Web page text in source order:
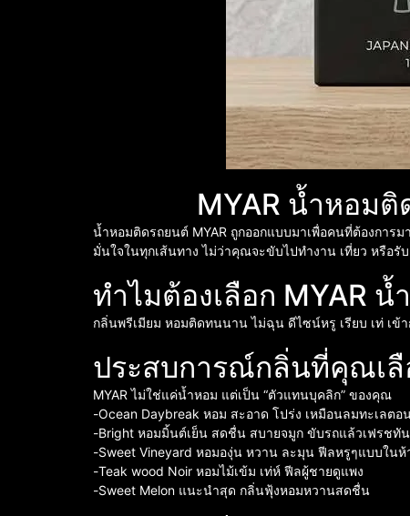
MYAR น้ำหอม
น้ำหอมติดรถยนต์ MYAR ถูกออกแบบมาเพื่อคนที่ต้องกา
มั่นใจในทุกเส้นทาง ไม่ว่าคุณจะขับไปทำงาน เที่ยว หรือ
ทำไมต้องเลือก MYAR
กลิ่นพรีเมียม หอมติดทนนาน ไม่ฉุน ดีไซน์หรู เรียบ เท่ เข้
ประสบการณ์กลิ่นที่คุณเลื
MYAR ไม่ใช่แค่น้ำหอม แต่เป็น “ตัวแทนบุคลิก” ของคุณ
-Ocean Daybreak หอม สะอาด โปร่ง เหมือนลมทะเลตอ
-Bright หอมมิ้นต์เย็น สดชื่น สบายจมูก ขับรถแล้วเฟรชทั
-Sweet Vineyard หอมองุ่น หวาน ละมุน ฟีลหรูๆแบบในห้
-Teak wood Noir หอมไม้เข้ม เท่ห์ ฟีลผู้ชายดูแพง
-Sweet Melon แนะนำสุด กลิ่นฟุ้งหอมหวานสดชื่น